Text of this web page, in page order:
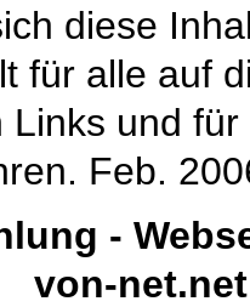
diese
für alle auf
Links und
Feb.
-
von-net.net